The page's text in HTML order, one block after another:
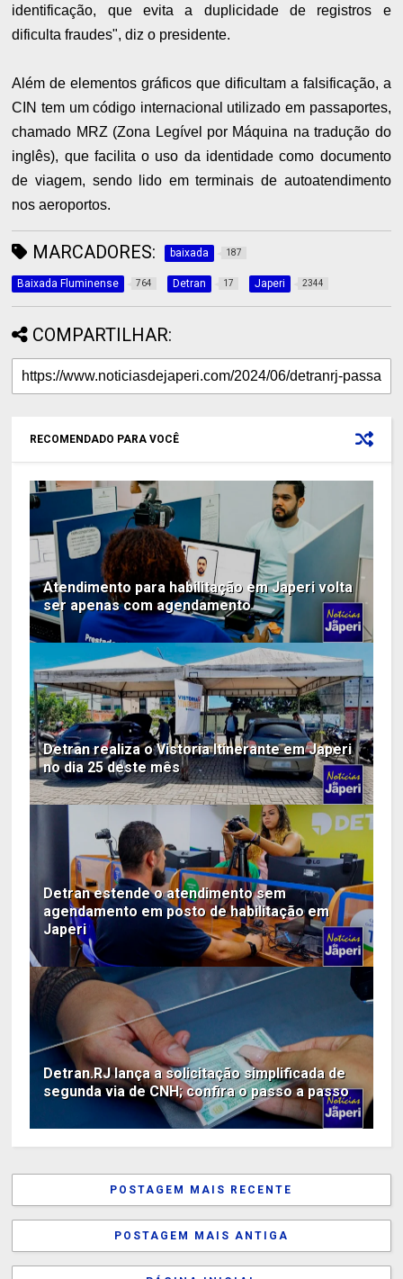
identificação, que evita a duplicidade de registros e
dificulta fraudes", diz o presidente.
Além de elementos gráficos que dificultam a falsificação, a
CIN tem um código internacional utilizado em passaportes,
chamado MRZ (Zona Legível por Máquina na tradução do
inglês), que facilita o uso da identidade como documento
de viagem, sendo lido em terminais de autoatendimento
nos aeroportos.
MARCADORES: baixada 187
Baixada Fluminense 764 Detran 17 Japeri 2344
COMPARTILHAR:
RECOMENDADO PARA VOCÊ
Atendimento para habilitação em Japeri volta
ser apenas com agendamento
Detran realiza o Vistoria Itinerante em Japeri
no dia 25 deste mês
Detran estende o atendimento sem
agendamento em posto de habilitação em
Japeri
Detran.RJ lança a solicitação simplificada de
segunda via de CNH; confira o passo a passo
POSTAGEM MAIS RECENTE
POSTAGEM MAIS ANTIGA